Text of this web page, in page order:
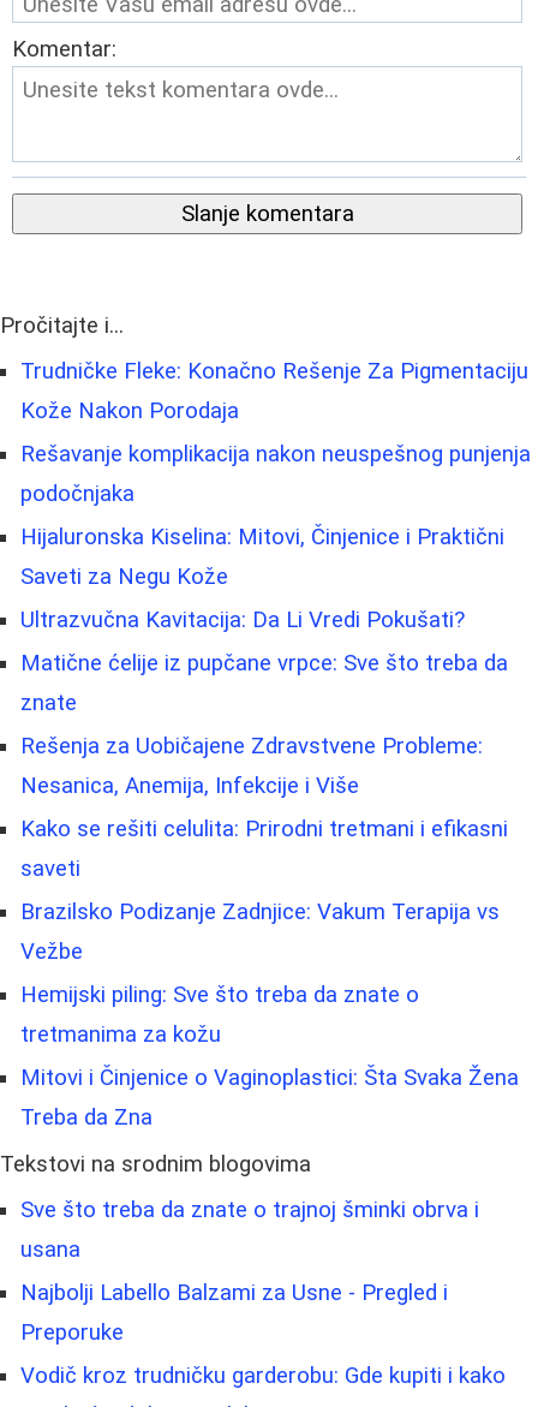
Komentar:
Slanje komentara
Pročitajte i...
Trudničke Fleke: Konačno Rešenje Za Pigmentaciju
Kože Nakon Porodaja
Rešavanje komplikacija nakon neuspešnog punjenja
podočnjaka
Hijaluronska Kiselina: Mitovi, Činjenice i Praktični
Saveti za Negu Kože
Ultrazvučna Kavitacija: Da Li Vredi Pokušati?
Matične ćelije iz pupčane vrpce: Sve što treba da
znate
Rešenja za Uobičajene Zdravstvene Probleme:
Nesanica, Anemija, Infekcije i Više
Kako se rešiti celulita: Prirodni tretmani i efikasni
saveti
Brazilsko Podizanje Zadnjice: Vakum Terapija vs
Vežbe
Hemijski piling: Sve što treba da znate o
tretmanima za kožu
Mitovi i Činjenice o Vaginoplastici: Šta Svaka Žena
Treba da Zna
Tekstovi na srodnim blogovima
Sve što treba da znate o trajnoj šminki obrva i
usana
Najbolji Labello Balzami za Usne - Pregled i
Preporuke
Vodič kroz trudničku garderobu: Gde kupiti i kako